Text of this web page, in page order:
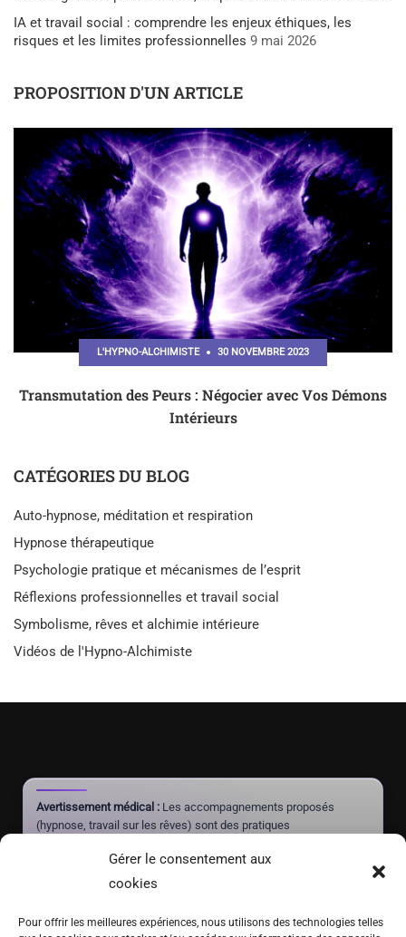
Gérer le consentement aux
cookies
Pour offrir les meilleures expériences, nous utilisons des technologies telles
IA et travail social : comprendre les enjeux éthiques, les
risques et les limites professionnelles 9 mai 2026
PROPOSITION D'UN ARTICLE
L'HYPNO-ALCHIMISTE 30 NOVEMBRE 2023
Transmutation des Peurs : Négocier avec Vos Démons
Intérieurs
CATÉGORIES DU BLOG
Auto-hypnose, méditation et respiration
Hypnose thérapeutique
Psychologie pratique et mécanismes de l’esprit
Réflexions professionnelles et travail social
Symbolisme, rêves et alchimie intérieure
Vidéos de l'Hypno-Alchimiste
Avertissement médical : Les accompagnements proposés
(hypnose, travail sur les rêves) sont des pratiques
constituent pas un acte médical, ne posent aucun diagnostic et
ne doivent jamais se substituer à un traitement prescrit par un